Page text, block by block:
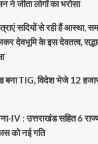
जीता लोगों का भरोसा
सदियों से रही हैं आस्था,
देवभूमि के इस देवतत्व,
बना TIG, विदेश भेजे 12
IV : उत्तराखंड सहित 6
को नई गति